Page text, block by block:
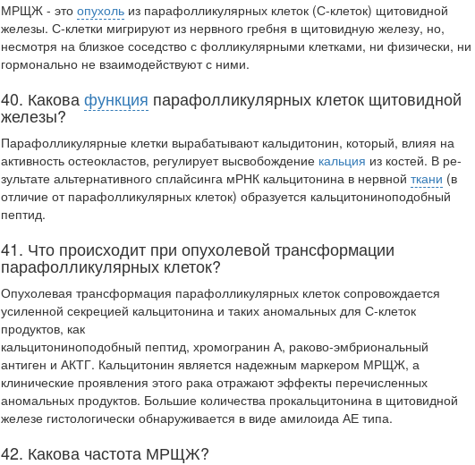
МРЩЖ - это опухоль из парафолликулярных клеток (С-клеток) щитовидной
железы. С-клетки мигрируют из нервного гребня в щитовидную железу, но,
несмот­ря на близкое соседство с фолликулярными клетками, ни физически, ни
гормональ­но не взаимодействуют с ними.
40. Какова функция парафолликулярных клеток щитовидной
железы?
Парафолликулярные клетки вырабатывают калыдитонин, который, влияя на
активность остеокластов, регулирует высвобождение кальция из костей. В ре­
зультате альтернативного сплайсинга мРНК кальцитонина в нервной ткани (в
отличие от парафолликулярных клеток) образуется кальцитониноподобный
пептид.
41. Что происходит при опухолевой трансформации
парафолликулярных клеток?
Опухолевая трансформация парафолликулярных клеток сопровождается
усиленной секрецией кальцитонина и таких аномальных для С-клеток
продуктов, как
кальцитониноподобный пептид, хромогранин А, раково-эмбриональный
антиген и АКТГ. Кальцитонин является надежным маркером МРЩЖ, а
клинические проявления этого рака отражают эффекты перечисленных
аномальных продуктов. Большие количества прокальцитонина в щитовидной
железе гистологически обнаруживается в виде амилоида АЕ типа.
42. Какова частота МРЩЖ?